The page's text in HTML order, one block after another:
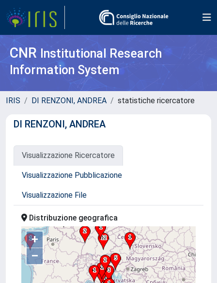
CNR Institutional Research
Information System
IRIS DI RENZONI, ANDREA statistiche ricercatore
DI RENZONI, ANDREA
Visualizzazione Ricercatore
Visualizzazione Pubblicazione
Visualizzazione File
Distribuzione geografica
+
–